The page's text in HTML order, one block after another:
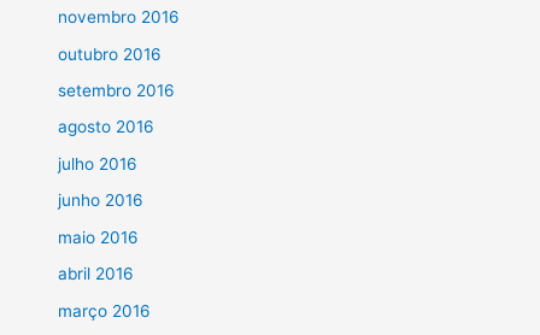
novembro 2016
outubro 2016
setembro 2016
agosto 2016
julho 2016
junho 2016
maio 2016
abril 2016
março 2016